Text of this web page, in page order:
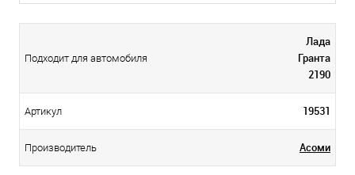
Подходит для автомобиля
Лада
Гранта
2190
Артикул 19531
Производитель Асоми